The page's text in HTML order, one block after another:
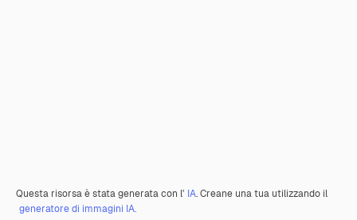
Questa risorsa è stata generata con l' IA. Creane una tua utilizzando il
generatore di immagini IA.